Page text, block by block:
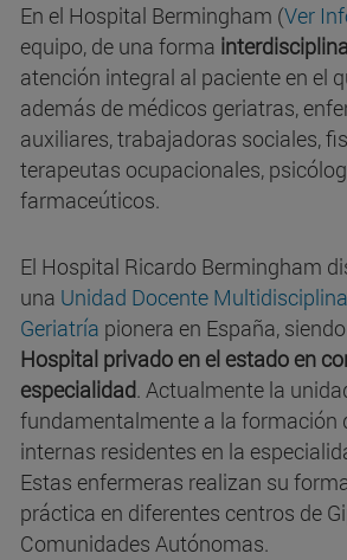
En el Hospital Bermingham (Ver
equipo, de una forma
atención integral al paciente en el
además de médicos geriatras,
auxiliares, trabajadoras sociales,
terapeutas ocupacionales,
farmaceúticos.
El Hospital Ricardo Bermingham
una Unidad Docente
Geriatría pionera en España,
Hospital privado en el estado en
especialidad. Actualmente la
fundamentalmente a la formación
internas residentes en la
Estas enfermeras realizan su
práctica en diferentes centros de
Comunidades Autónomas.